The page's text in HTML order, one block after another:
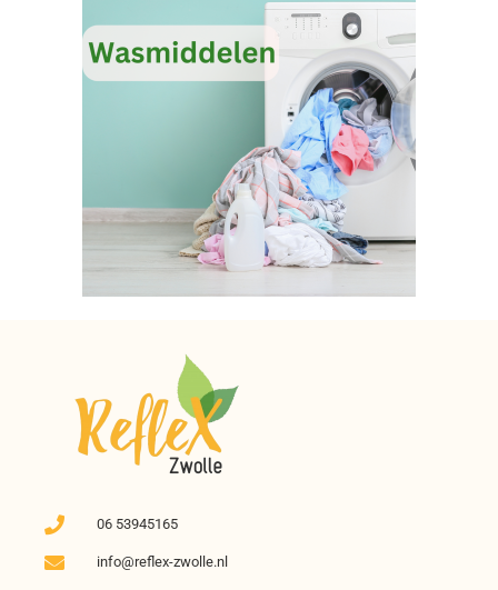
06 53945165
info@reflex-zwolle.nl